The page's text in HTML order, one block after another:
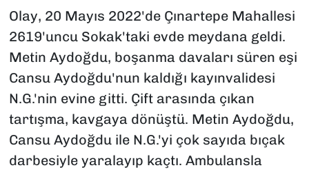
Olay, 20 Mayıs 2022'de Çınartepe Mahallesi
2619'uncu Sokak'taki evde meydana geldi.
Metin Aydoğdu, boşanma davaları süren eşi
Cansu Aydoğdu'nun kaldığı kayınvalidesi
N.G.'nin evine gitti. Çift arasında çıkan
tartışma, kavgaya dönüştü. Metin Aydoğdu,
Cansu Aydoğdu ile N.G.'yi çok sayıda bıçak
darbesiyle yaralayıp kaçtı. Ambulansla